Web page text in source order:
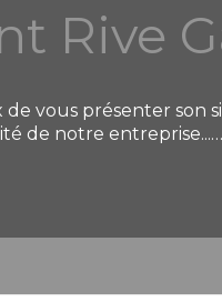
Rive
vous présenter son
de notre entreprise...…